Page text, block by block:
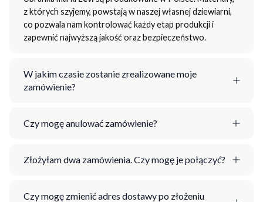
z których szyjemy, powstają w naszej własnej dziewiarni,
co pozwala nam kontrolować każdy etap produkcji i
zapewnić najwyższą jakość oraz bezpieczeństwo.
W jakim czasie zostanie zrealizowane moje
zamówienie?
Czy mogę anulować zamówienie?
Złożyłam dwa zamówienia. Czy mogę je połączyć?
Czy mogę zmienić adres dostawy po złożeniu